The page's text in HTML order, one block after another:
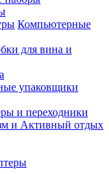
Компьютерные
для вина и
упаковщики
и переходники
и Активный отдых